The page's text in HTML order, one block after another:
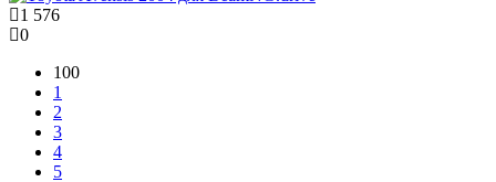
1 576
0
100
1
2
3
4
5